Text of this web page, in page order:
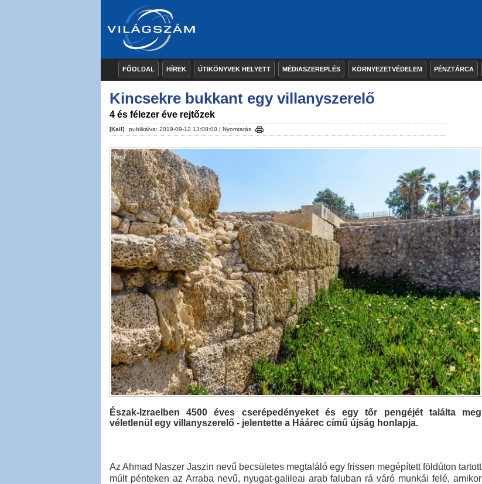
FŐOLDAL HÍREK ÚTIKÖNYVEK HELYETT MÉDIASZEREPLÉS KÖRNYEZETVÉDELEM PÉNZTÁRCA
Kincsekre bukkant egy villanyszerelő
4 és félezer éve rejtőzek
[Kail] publikálva: 2019-09-12 13:08:00 | Nyomtatás
Észak-Izraelben 4500 éves cserépedényeket és egy tőr pengéjét találta meg
véletlenül egy villanyszerelő - jelentette a Háárec című újság honlapja.
Az Ahmad Naszer Jaszin nevű becsületes megtaláló egy frissen megépített földúton tartott
múlt pénteken az Arraba nevű, nyugat-galileai arab faluban rá váró munkái felé, amikor